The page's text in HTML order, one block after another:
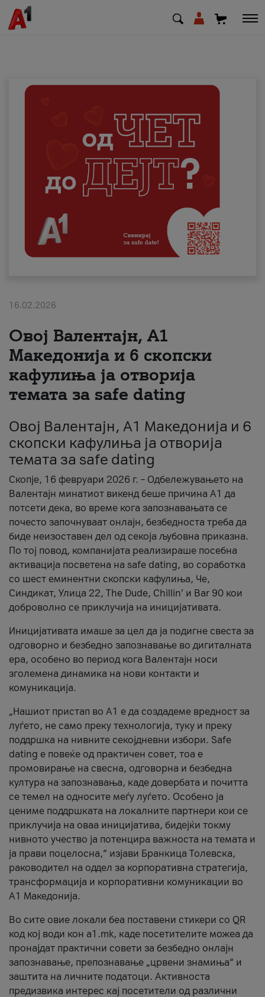
Деловни
Поддршка
Надополни кредит
Плати сметка
#ПодобарОнлајн
16.02.2026
Овој Валентајн, A1
Македонија и 6 скопски
кафулиња ја отворија
темата за safe dating
Овој Валентајн, A1 Македонија и 6
скопски кафулиња ја отворија
темата за safe dating
Скопје, 16 февруари 2026 г. – Одбележувањето на
Валентајн минатиот викенд беше причина А1 да
потсети дека, во време кога запознавањата се
почесто започнуваат онлајн, безбедноста треба да
биде неизоставен дел од секоја љубовна приказна.
По тој повод, компанијата реализираше посебна
активација посветена на safe dating, во соработка
со шест еминентни скопски кафулиња, Че,
Синдикат, Улица 22, The Dude, Chillin’ и Bar 90 кои
доброволно се приклучија на иницијативата.
Иницијативата имаше за цел да ја подигне свеста за
одговорно и безбедно запознавање во дигиталната
ера, особено во период кога Валентајн носи
зголемена динамика на нови контакти и
комуникација.
„Нашиот пристап во А1 е да создадеме вредност за
луѓето, не само преку технологија, туку и преку
поддршка на нивните секојдневни избори. Safe
dating е повеќе од практичен совет, тоа е
промовирање на свесна, одговорна и безбедна
култура на запознавања, каде довербата и почитта
се темел на односите меѓу луѓето. Особено ја
цениме поддршката на локалните партнери кои се
приклучија на оваа иницијатива, бидејќи токму
нивното учество ја потенцира важноста на темата и
ја прави поцелосна,“ изјави Бранкица Толевска,
раководител на оддел за корпоративна стратегија,
трансформација и корпоративни комуникации во
А1 Македонија.
Во сите овие локали беа поставени стикери со QR
код кој води кон a1.mk, каде посетителите можеа да
пронајдат практични совети за безбедно онлајн
запознавање, препознавање „црвени знамиња“ и
заштита на личните податоци. Активноста
предизвика интерес кај посетители од различни